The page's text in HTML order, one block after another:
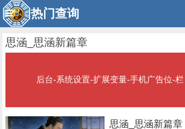
热门查询
思涵_思涵新篇章
后台-系统设置-扩展变量-手机广告位-
思涵_思涵新篇章